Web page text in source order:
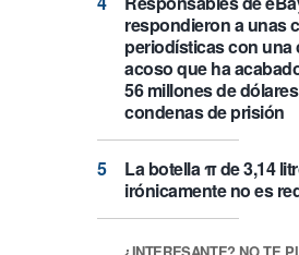
respondieron a unas
periodísticas con una
acoso que ha
56 millones de
condenas de prisión
La botella π de 3,14
irónicamente no es